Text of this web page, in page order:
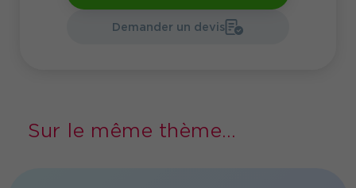
Demander un devis
Sur le même thème...